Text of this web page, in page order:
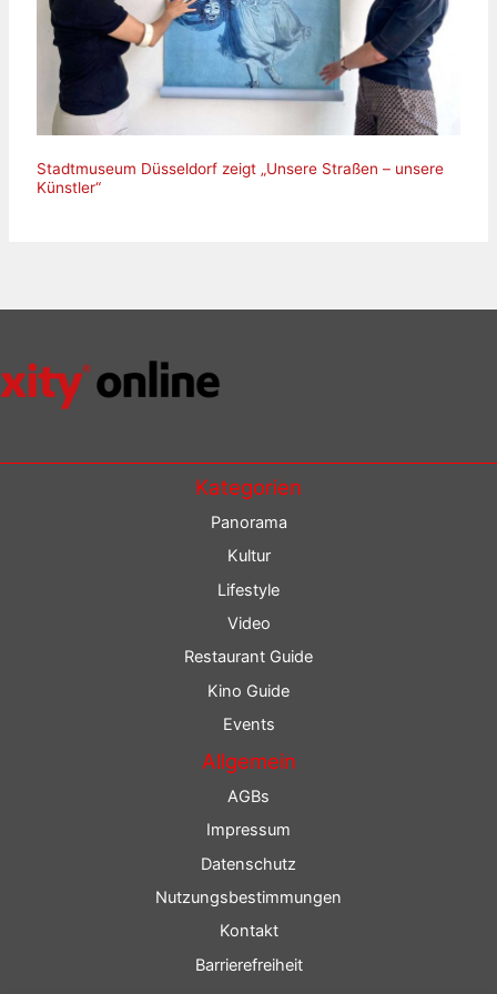
Stadtmuseum Düsseldorf zeigt „Unsere Straßen – unsere
Künstler“
Kategorien
Panorama
Kultur
Lifestyle
Video
Restaurant Guide
Kino Guide
Events
Allgemein
AGBs
Impressum
Datenschutz
Nutzungsbestimmungen
Kontakt
Barrierefreiheit